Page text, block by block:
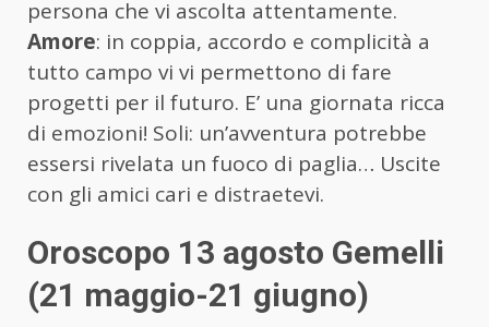
persona che vi ascolta attentamente.
Amore: in coppia, accordo e complicità a
tutto campo vi vi permettono di fare
progetti per il futuro. E’ una giornata ricca
di emozioni! Soli: un’avventura potrebbe
essersi rivelata un fuoco di paglia… Uscite
con gli amici cari e distraetevi.
Oroscopo 13 agosto Gemelli
(21 maggio-21 giugno)